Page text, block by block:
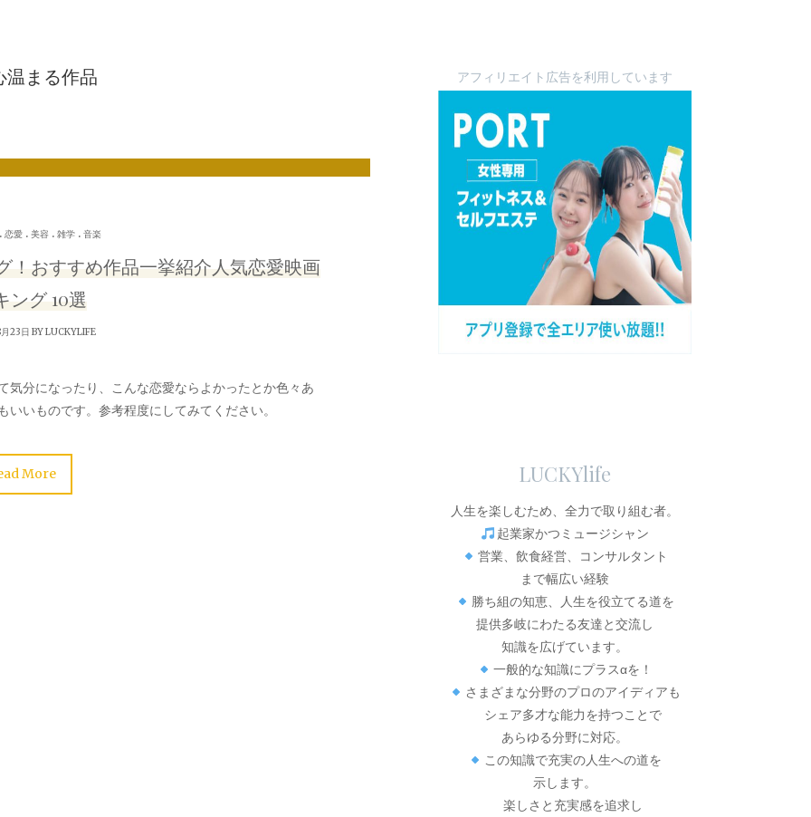
温まる作品
恋愛. 美容 . 雑学. 音楽
！おすすめ作品一挙紹介人気恋愛映画
ング 10選
23日 BYLUCKYLIFE
気分になったり、こんな恋愛ならよかったとか色々あ
いものです。参考程度にしてみてください。
More
アフィリエイト広告を利用しています
LUCKYlife
人生を楽しむため、全力で取り組む者。
起業家かつミュージシャン
営業、飲食経営、コンサルタント
まで幅広い経験
勝ち組の知恵、人生を役立てる道を
提供多岐にわたる友達と交流し
知識を広げています。
一般的な知識にプラスαを！
さまざまな分野のプロのアイディアも
シェア多才な能力を持つことで
あらゆる分野に対応。
この知識で充実の人生への道を
示します。
楽しさと充実感を追求し